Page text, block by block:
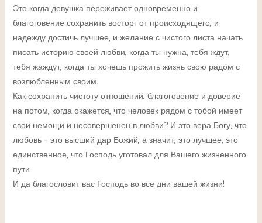
Это когда девушка переживает одновременно и
благоговение сохранить восторг от происходящего, и
надежду достичь лучшее, и желание с чистого листа начать
писать историю своей любви, когда ты нужна, тебя ждут,
тебя жаждут, когда ты хочешь прожить жизнь свою радом с
возлюбленным своим.
Как сохранить чистоту отношений, благоговение и доверие
на потом, когда окажется, что человек рядом с тобой имеет
свои немощи и несовершенен в любви? И это вера Богу, что
любовь – это высший дар Божий, а значит, это лучшее, это
единственное, что Господь уготовал для Вашего жизненного
пути
И да благословит вас Господь во все дни вашей жизни!